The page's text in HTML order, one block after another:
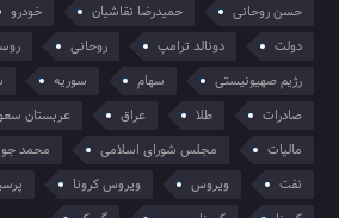
حسن روحانی
حمیدرضا نقاشیان خودرو
دولت
دونالد ترامپ روحانی
رژیم صهیونیستی
سهام سوریه
صادرات
طلا عراق عربستان
مالیات
مجلس شورای اسلامی محمد
نفت
ویروس ویروس کرونا